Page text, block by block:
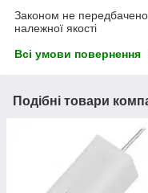
Законом не
належної якості
Всі умови повернення
Подібні товари